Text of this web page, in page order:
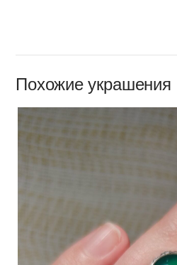
Похожие украшения